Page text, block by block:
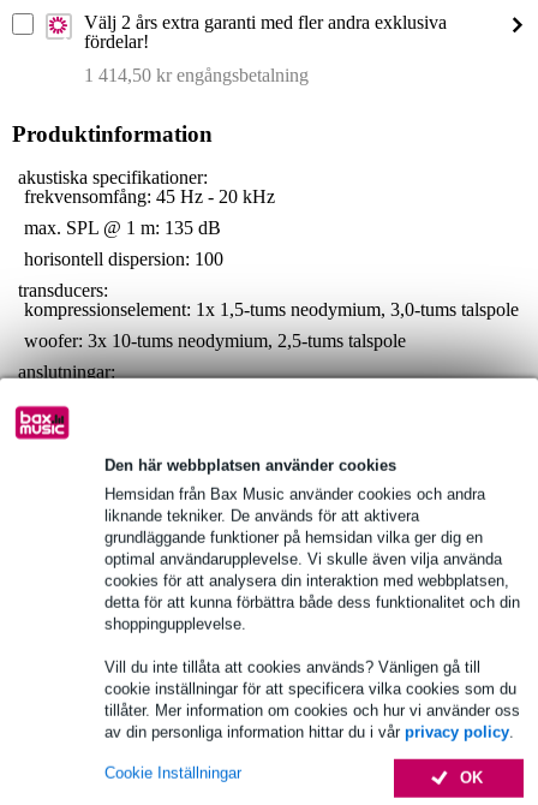
Den här webbplatsen använder cookies
Hemsidan från Bax Music använder cookies och andra
liknande tekniker. De används för att aktivera
grundläggande funktioner på hemsidan vilka ger dig en
optimal användarupplevelse. Vi skulle även vilja använda
cookies för att analysera din interaktion med webbplatsen,
detta för att kunna förbättra både dess funktionalitet och din
shoppingupplevelse.
Vill du inte tillåta att cookies används? Vänligen gå till
cookie inställningar för att specificera vilka cookies som du
tillåter. Mer information om cookies och hur vi använder oss
av din personliga information hittar du i vår privacy policy.
OK
Cookie Inställningar
Välj 2 års extra garanti med fler andra exklusiva
fördelar!
1 414,50 kr engångsbetalning
Produktinformation
akustiska specifikationer:
frekvensomfång: 45 Hz - 20 kHz
max. SPL @ 1 m: 135 dB
horisontell dispersion: 100
transducers:
kompressionselement: 1x 1,5-tums neodymium, 3,0-tums talspole
woofer: 3x 10-tums neodymium, 2,5-tums talspole
anslutningar:
ingång: XLR/Jack kombo
utgång: XLR
Fullständiga specifikationer
Se även (1)